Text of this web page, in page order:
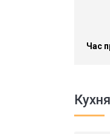
Час
Кухня